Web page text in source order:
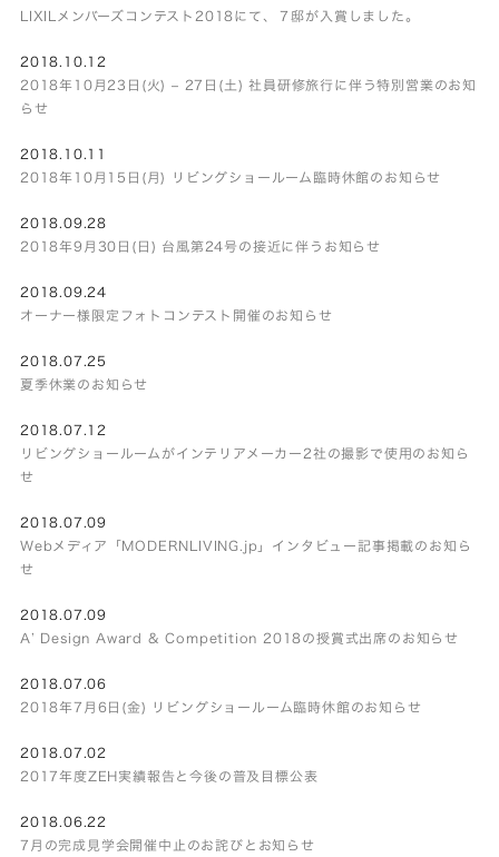
LIXILメンバーズコンテスト2018にて、７邸が入賞しました。
2018.10.12
2018年10月23日(火) – 27日(土) 社員研修旅行に伴う特別営業のお知
らせ
2018.10.11
2018年10月15日(月) リビングショールーム臨時休館のお知らせ
2018.09.28
2018年9月30日(日) 台風第24号の接近に伴うお知らせ
2018.09.24
オーナー様限定フォトコンテスト開催のお知らせ
2018.07.25
夏季休業のお知らせ
2018.07.12
リビングショールームがインテリアメーカー2社の撮影で使用のお知ら
せ
2018.07.09
Webメディア「MODERNLIVING.jp」インタビュー記事掲載のお知ら
せ
2018.07.09
A’ Design Award & Competition 2018の授賞式出席のお知らせ
2018.07.06
2018年7月6日(金) リビングショールーム臨時休館のお知らせ
2018.07.02
2017年度ZEH実績報告と今後の普及目標公表
2018.06.22
7月の完成見学会開催中止のお詫びとお知らせ